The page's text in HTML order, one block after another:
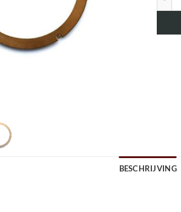
BESCHRIJVING